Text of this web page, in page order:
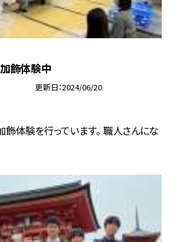
飾体験中
更新日 2024/06/20
体験を行っています。 職人さんにな